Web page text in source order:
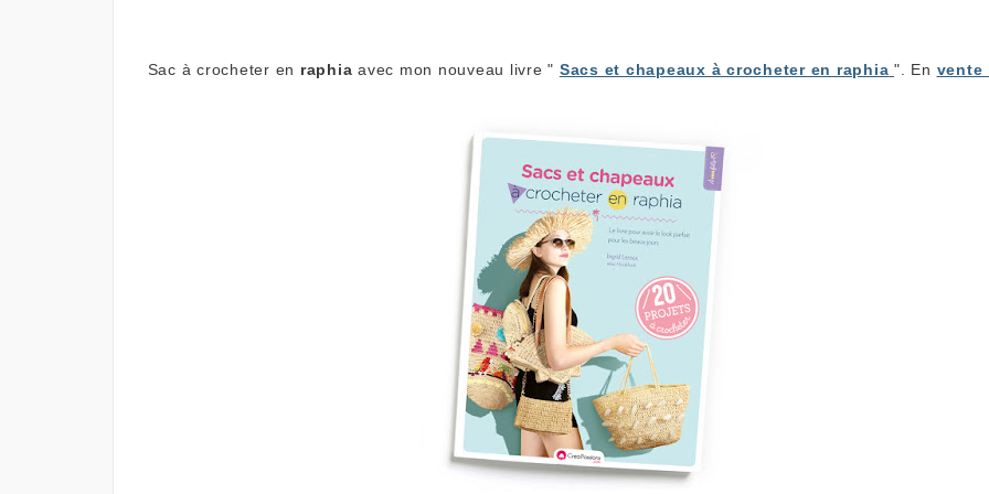
Sac à crocheter en raphia avec mon nouveau livre " Sacs et chapeaux à crocheter en raphia ". En vente